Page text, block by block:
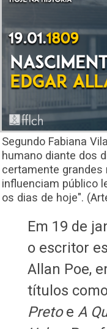
Segundo Fabiana
humano diante dos
certamente grandes
influenciam público
os dias de hoje".
Em 19 de
o escritor
Allan Poe,
títulos
Pretoe A